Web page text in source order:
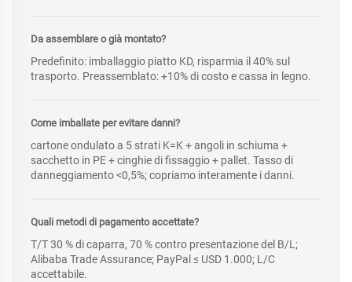
Da assemblare o già montato?
Predefinito: imballaggio piatto KD, risparmia il 40% sul
trasporto. Preassemblato: +10% di costo e cassa in legno.
Come imballate per evitare danni?
cartone ondulato a 5 strati K=K + angoli in schiuma +
sacchetto in PE + cinghie di fissaggio + pallet. Tasso di
danneggiamento <0,5%; copriamo interamente i danni.
Quali metodi di pagamento accettate?
T/T 30 % di caparra, 70 % contro presentazione del B/L;
Alibaba Trade Assurance; PayPal ≤ USD 1.000; L/C
accettabile.